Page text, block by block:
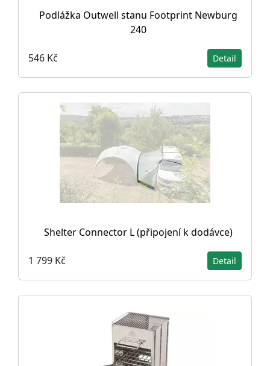
Podlážka Outwell stanu Footprint Newburg
240
546 Kč Detail
Shelter Connector L (připojení k dodávce)
1 799 Kč Detail